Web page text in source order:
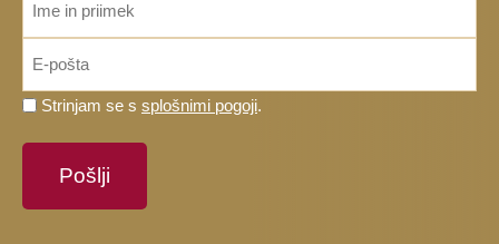
Prosimo,
strinjate
Strinjam se s splošnimi pogoji.